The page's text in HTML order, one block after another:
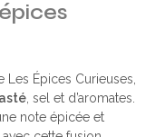
Les Épices Curieuses,
, sel et d’aromates.
note épicée et